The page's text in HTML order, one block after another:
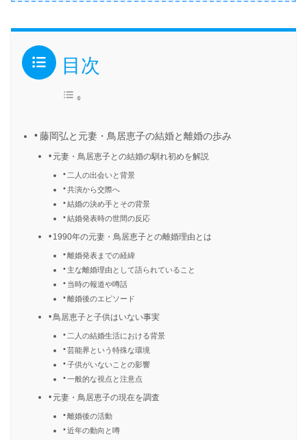
目次
藤岡弘と元妻・鳥居恵子の結婚と離婚の歩み
元妻・鳥居恵子との結婚の馴れ初めを解説
二人の出会いと背景
共演から交際へ
結婚の決め手とその背景
結婚発表時の世間の反応
1990年の元妻・鳥居恵子との離婚理由とは
離婚発表までの経緯
主な離婚理由として語られていること
当時の報道や噂話
離婚後のエピソード
鳥居恵子と子供はいない事実
二人の結婚生活における背景
芸能界という特殊な環境
子供がいないことの影響
一般的な視点と注意点
元妻・鳥居恵子の現在を調査
離婚後の活動
近年の動向と噂